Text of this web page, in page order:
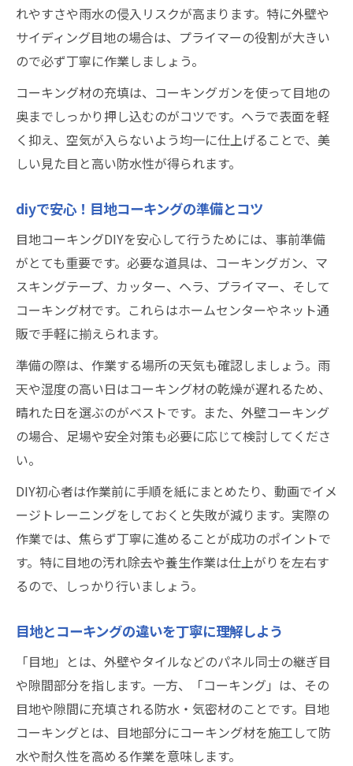
れやすさや雨水の侵入リスクが高まります。特に外壁や
サイディング目地の場合は、プライマーの役割が大きい
ので必ず丁寧に作業しましょう。
コーキング材の充填は、コーキングガンを使って目地の
奥までしっかり押し込むのがコツです。ヘラで表面を軽
く抑え、空気が入らないよう均一に仕上げることで、美
しい見た目と高い防水性が得られます。
diyで安心！目地コーキングの準備とコツ
目地コーキングDIYを安心して行うためには、事前準備
がとても重要です。必要な道具は、コーキングガン、マ
スキングテープ、カッター、ヘラ、プライマー、そして
コーキング材です。これらはホームセンターやネット通
販で手軽に揃えられます。
準備の際は、作業する場所の天気も確認しましょう。雨
天や湿度の高い日はコーキング材の乾燥が遅れるため、
晴れた日を選ぶのがベストです。また、外壁コーキング
の場合、足場や安全対策も必要に応じて検討してくださ
い。
DIY初心者は作業前に手順を紙にまとめたり、動画でイメ
ージトレーニングをしておくと失敗が減ります。実際の
作業では、焦らず丁寧に進めることが成功のポイントで
す。特に目地の汚れ除去や養生作業は仕上がりを左右す
るので、しっかり行いましょう。
目地とコーキングの違いを丁寧に理解しよう
「目地」とは、外壁やタイルなどのパネル同士の継ぎ目
や隙間部分を指します。一方、「コーキング」は、その
目地や隙間に充填される防水・気密材のことです。目地
コーキングとは、目地部分にコーキング材を施工して防
水や耐久性を高める作業を意味します。